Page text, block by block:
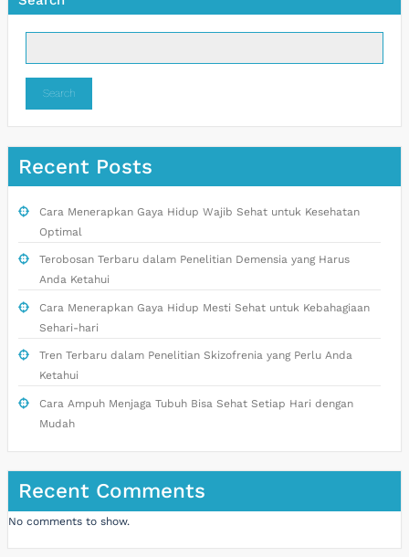
Search
Recent Posts
Cara Menerapkan Gaya Hidup Wajib Sehat untuk Kesehatan
Optimal
Terobosan Terbaru dalam Penelitian Demensia yang Harus
Anda Ketahui
Cara Menerapkan Gaya Hidup Mesti Sehat untuk Kebahagiaan
Sehari-hari
Tren Terbaru dalam Penelitian Skizofrenia yang Perlu Anda
Ketahui
Cara Ampuh Menjaga Tubuh Bisa Sehat Setiap Hari dengan
Mudah
Recent Comments
No comments to show.